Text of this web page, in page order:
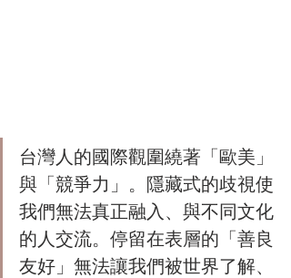
台灣人的國際觀圍繞著「歐美」
與「競爭力」。隱藏式的歧視使
我們無法真正融入、與不同文化
的人交流。停留在表層的「善良
友好」無法讓我們被世界了解、